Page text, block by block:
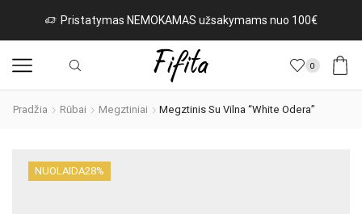
Pristatymas NEMOKAMAS užsakymams nuo 100€
0
Pradžia Rūbai Megztiniai Megztinis Su Vilna “White Odera”
NUOLAIDA28%